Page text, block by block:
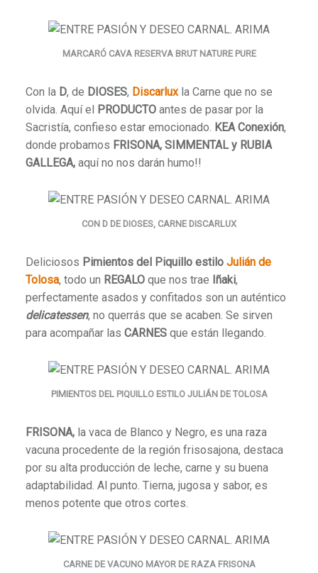
MARCARÓ CAVA RESERVA BRUT NATURE PURE
Con laD, de DIOSES, Discarluxla Carne que no se
olvida. Aquí el PRODUCTOantes de pasar por la
Sacristía, confieso estar emocionado. KEA Conexión,
donde probamos FRISONA, SIMMENTAL y RUBIA
GALLEGA,aquí no nos darán humo!!
CON D DE DIOSES, CARNE DISCARLUX
Deliciosos Pimientos del Piquillo estilo Julián de
Tolosa, todo un REGALOque nos trae Iñaki,
perfectamente asados y confitados son un auténtico
delicatessen, no querrás que se acaben. Se sirven
para acompañar las CARNESque están llegando.
PIMIENTOS DEL PIQUILLO ESTILO JULIÁN DE TOLOSA
FRISONA,la vaca de Blanco y Negro, es una raza
vacuna procedente de la región frisosajona, destaca
por su alta producción de leche, carne y su buena
adaptabilidad. Al punto. Tierna, jugosa y sabor, es
menos potente que otros cortes.
CARNE DE VACUNO MAYOR DE RAZA FRISONA